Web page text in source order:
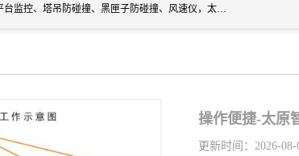
上海宇叶电子科技有限公司是吊钩视频监控、升降机监控、卸料平台监控、塔吊防碰撞、黑匣子防碰撞、风速仪，太阳能障碍灯安全提示灯等一系列升降机的常用配件产品专业研发生产加工的公司，拥有完整、科学的质量管理体系。
操作便捷-太原
更新时间：2026-